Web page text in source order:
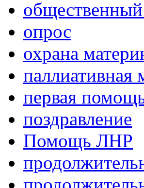
общественный
опрос
охрана
первая
поздравление
Помощь ЛНР